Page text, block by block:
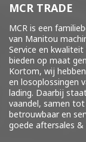
MCR TRADE
MCR is een
van Manitou
Service en
bieden op maat
Kortom, wij
en losoplossingen
lading. Daarbij
vaandel, samen
betrouwbaar en
goede aftersales &